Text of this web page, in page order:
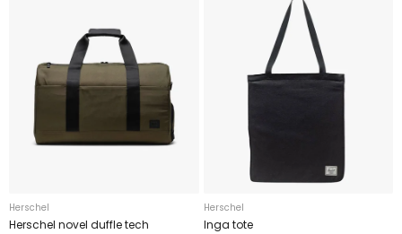
Herschel
Herschel novel duffle tech
Herschel
Inga tote